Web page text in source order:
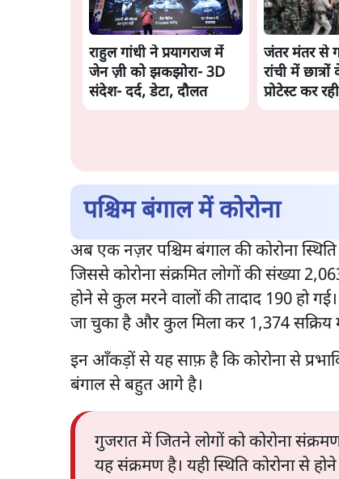
राहुल गांधी ने प्रयागराज में
जेन ज़ी को झकझोरा- 3D
संदेश- दर्द, डेटा, दौलत
जंतर मंतर से
रांची में
प्रोटेस्ट कर
पश्चिम बंगाल में कोरोना
अब एक नज़र पश्चिम बंगाल की कोरोना
जिससे कोरोना संक्रमित लोगों की संख्या
होने से कुल मरने वालों की तादाद 190 हो
जा चुका है और कुल मिला कर 1,374 सक्रिय
इन आँकड़ों से यह साफ़ है कि कोरोना से
बंगाल से बहुत आगे है।
गुजरात में जितने लोगों को कोरोना
यह संक्रमण है। यही स्थिति कोरोना से